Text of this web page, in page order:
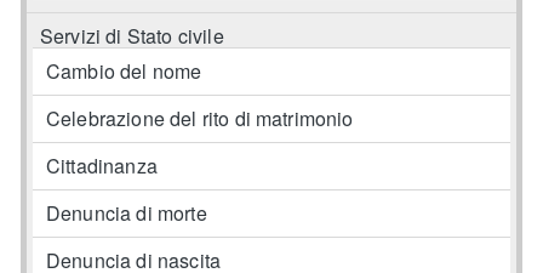
Servizi di Stato civile
Cambio del nome
Celebrazione del rito di matrimonio
Cittadinanza
Denuncia di morte
Denuncia di nascita